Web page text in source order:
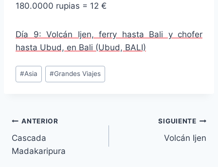
180.0000 rupias = 12 €
Día 9: Volcán Ijen, ferry hasta Bali y chofer
hasta Ubud, en Bali (Ubud, BALI)
Etiquetas
de
#Asia #Grandes Viajes
Navegación
de
ANTERIOR
Cascada
Madakaripura
SIGUIENTE
Volcán Ijen